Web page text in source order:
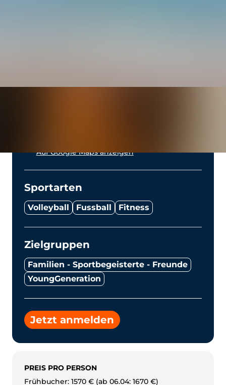
Auf Google Maps anzeigen
Sportarten
Volleyball Fussball Fitness
Zielgruppen
Familien - Sportbegeisterte - Freunde
YoungGeneration
Jetzt anmelden
PREIS PRO PERSON
Frühbucher: 1570 € (ab 06.04: 1670 €)